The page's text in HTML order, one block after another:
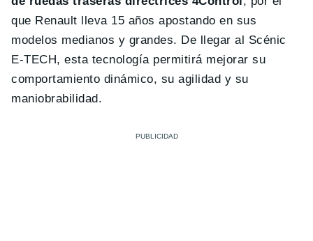
que Renault lleva 15 años apostando en sus
modelos medianos y grandes. De llegar al Scénic
E-TECH, esta tecnología permitirá mejorar su
comportamiento dinámico, su agilidad y su
maniobrabilidad.